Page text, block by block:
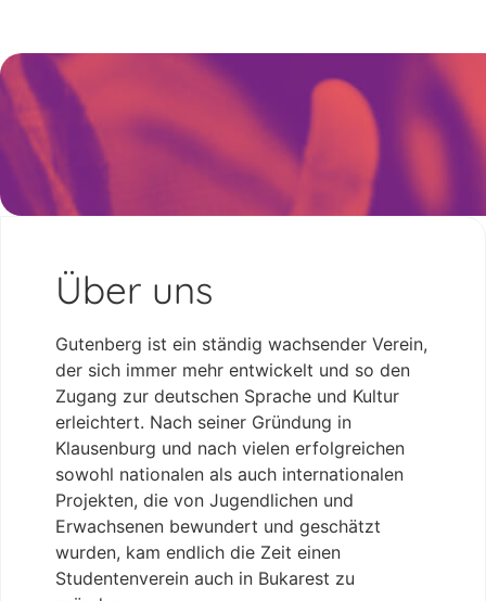
Über uns
Gutenberg ist ein ständig wachsender Verein,
der sich immer mehr entwickelt und so den
Zugang zur deutschen Sprache und Kultur
erleichtert. Nach seiner Gründung in
Klausenburg und nach vielen erfolgreichen
sowohl nationalen als auch internationalen
Projekten, die von Jugendlichen und
Erwachsenen bewundert und geschätzt
wurden, kam endlich die Zeit einen
Studentenverein auch in Bukarest zu